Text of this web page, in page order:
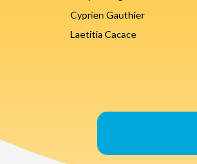
Cyprien Gauthier
Laetitia Cacace